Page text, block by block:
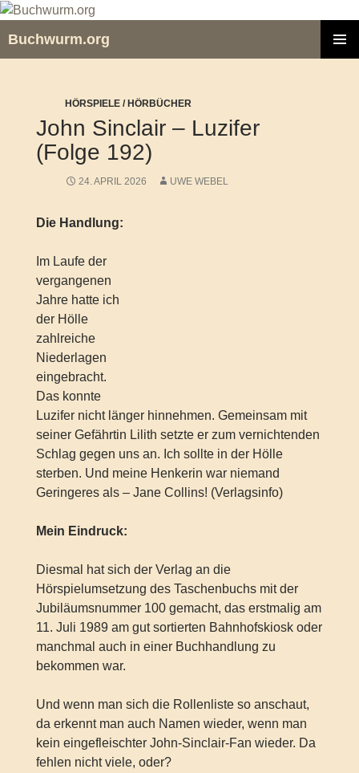
Zum
springen
Buchwurm.org
HÖRSPIELE / HÖRBÜCHER
John Sinclair – Luzifer
(Folge 192)
24. APRIL 2026 UWE WEBEL
Die Handlung:
Im Laufe der
vergangenen
Jahre hatte ich
der Hölle
zahlreiche
Niederlagen
eingebracht.
Das konnte
Luzifer nicht länger hinnehmen. Gemeinsam mit
seiner Gefährtin Lilith setzte er zum vernichtenden
Schlag gegen uns an. Ich sollte in der Hölle
sterben. Und meine Henkerin war niemand
Geringeres als – Jane Collins! (Verlagsinfo)
Mein Eindruck:
Diesmal hat sich der Verlag an die
Hörspielumsetzung des Taschenbuchs mit der
Jubiläumsnummer 100 gemacht, das erstmalig am
11. Juli 1989 am gut sortierten Bahnhofskiosk oder
manchmal auch in einer Buchhandlung zu
bekommen war.
Und wenn man sich die Rollenliste so anschaut,
da erkennt man auch Namen wieder, wenn man
kein eingefleischter John-Sinclair-Fan wieder. Da
fehlen nicht viele, oder?